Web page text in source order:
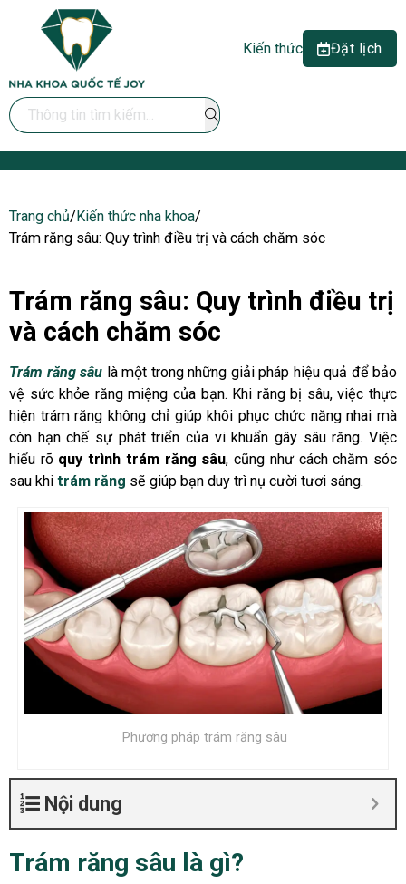
Search ...
Kiến thức Đặt lịch
Trang chủ/Kiến thức nha khoa/
Trám răng sâu: Quy trình điều trị và cách chăm sóc
Trám răng sâu: Quy trình điều trị
và cách chăm sóc
Trám răng sâu là một trong những giải pháp hiệu quả để bảo
vệ sức khỏe răng miệng của bạn. Khi răng bị sâu, việc thực
hiện trám răng không chỉ giúp khôi phục chức năng nhai mà
còn hạn chế sự phát triển của vi khuẩn gây sâu răng. Việc
hiểu rõ quy trình trám răng sâu, cũng như cách chăm sóc
sau khi trám răng sẽ giúp bạn duy trì nụ cười tươi sáng.
Phương pháp trám răng sâu
Nội dung
Trám răng sâu là gì?